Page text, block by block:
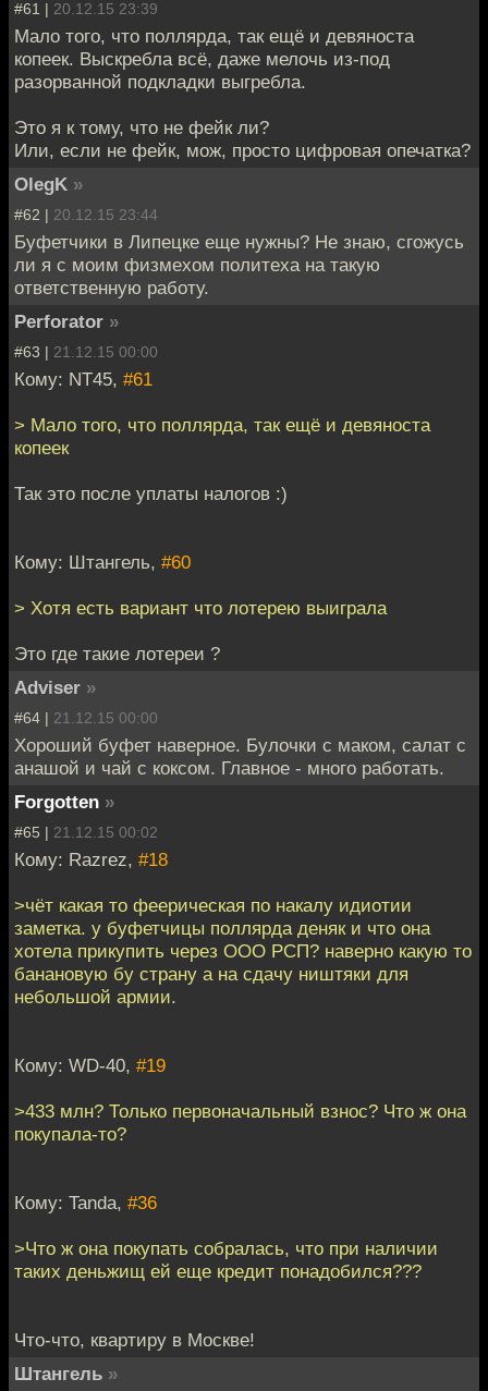
#61 | 20.12.15 23:39
Мало того, что поллярда, так ещё и девяноста
копеек. Выскребла всё, даже мелочь из-под
разорванной подкладки выгребла.
Это я к тому, что не фейк ли?
Или, если не фейк, мож, просто цифровая опечатка?
OlegK »
#62 | 20.12.15 23:44
Буфетчики в Липецке еще нужны? Не знаю, сгожусь
ли я с моим физмехом политеха на такую
ответственную работу.
Perforator »
#63 | 21.12.15 00:00
Кому: NT45, #61
> Мало того, что поллярда, так ещё и девяноста
копеек
Так это после уплаты налогов :)
Кому: Штангель, #60
> Хотя есть вариант что лотерею выиграла
Это где такие лотереи ?
Adviser »
#64 | 21.12.15 00:00
Хороший буфет наверное. Булочки с маком, салат с
анашой и чай с коксом. Главное - много работать.
Forgotten »
#65 | 21.12.15 00:02
Кому: Razrez, #18
>чёт какая то феерическая по накалу идиотии
заметка. у буфетчицы поллярда деняк и что она
хотела прикупить через ООО РСП? наверно какую то
банановую бу страну а на сдачу ништяки для
небольшой армии.
Кому: WD-40, #19
>433 млн? Только первоначальный взнос? Что ж она
покупала-то?
Кому: Tanda, #36
>Что ж она покупать собралась, что при наличии
таких деньжищ ей еще кредит понадобился???
Что-что, квартиру в Москве!
Штангель »